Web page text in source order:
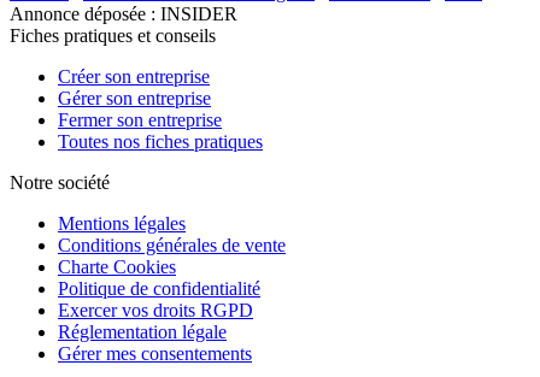
Annonce déposée : INSIDER
Fiches pratiques et conseils
Créer son entreprise
Gérer son entreprise
Fermer son entreprise
Toutes nos fiches pratiques
Notre société
Mentions légales
Conditions générales de vente
Charte Cookies
Politique de confidentialité
Exercer vos droits RGPD
Réglementation légale
Gérer mes consentements